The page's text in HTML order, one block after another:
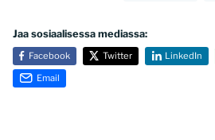
Jaa sosiaalisessa mediassa:
Facebook Twitter LinkedIn
Email